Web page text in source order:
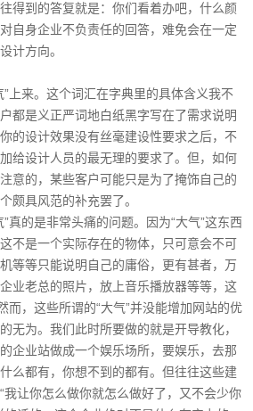
得到的答复就是：你们看着办吧，什么颜
自身企业不负责任的回答，难免会在一定
计方向。
”上来。这个词汇在字典里的具体含义我不
都是义正严词地白纸黑字写在了需求说明
的设计效果没有丝毫建设性要求之后，不
给设计人员的最无理的要求了。但，如何
意的，某些客户可能只是为了掩饰自己的
颇具风范的补充罢了。
真的是非常头痛的问题。因为“大气”这东西
不是一个实际存在的物体，只可意会不可
等等只能说明自己的庸俗，更有甚者，万
业老总的照片，放上音乐播放器等等，这
而，这些所谓的“大气”并没能增加网站的优
无为。我们此时所要做的就是开导教化，
企业站做成一个娱乐场所，要娱乐，去那
么都有，你想不到的都有。但往往这些建
我让你怎么做你就怎么做好了，又不会少你